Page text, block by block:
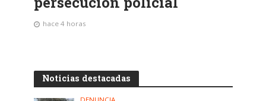
hace 4 horas
Noticias destacadas